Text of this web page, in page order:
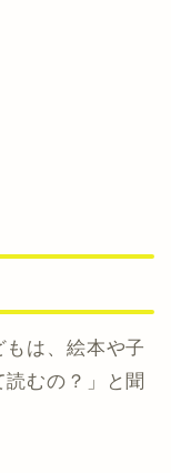
は、絵本や子
むの？」と聞